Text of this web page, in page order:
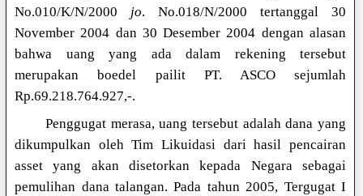
No.010/K/N/2000 jo. No.018/N/2000 tertanggal 30
November 2004 dan 30 Desember 2004 dengan alasan
bahwa uang yang ada dalam rekening tersebut
merupakan boedel pailit PT. ASCO sejumlah
Rp.69.218.764.927,-.
Penggugat merasa, uang tersebut adalah dana yang
dikumpulkan oleh Tim Likuidasi dari hasil pencairan
asset yang akan disetorkan kepada Negara sebagai
pemulihan dana talangan. Pada tahun 2005, Tergugat I